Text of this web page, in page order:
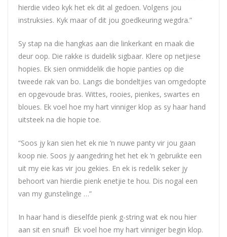
hierdie video kyk het ek dit al gedoen. Volgens jou
instruksies. Kyk maar of dit jou goedkeuring wegdra.”
Sy stap na die hangkas aan die linkerkant en maak die
deur oop. Die rakke is duidelik sigbaar. Klere op netjiese
hopies. Ek sien onmiddelik die hopie panties op die
tweede rak van bo. Langs die bondeltjies van omgedopte
en opgevoude bras. Wittes, rooies, pienkes, swartes en
bloues. Ek voel hoe my hart vinniger klop as sy haar hand
uitsteek na die hopie toe.
“Soos jy kan sien het ek nie ‘n nuwe panty vir jou gaan
koop nie. Soos jy aangedring het het ek ‘n gebruikte een
uit my eie kas vir jou gekies. En ek is redelik seker jy
behoort van hierdie pienk enetjie te hou. Dis nogal een
van my gunstelinge …”
In haar hand is dieselfde pienk g-string wat ek nou hier
aan sit en snuif! Ek voel hoe my hart vinniger begin klop.